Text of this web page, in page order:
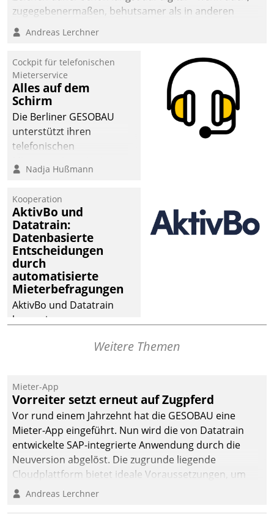
zugegebenermaßen, behutsamer als in anderen
Branchen.
Andreas Lerchner
Cockpit für telefonischen
Mieterservice
Alles auf dem
Schirm
Die Berliner GESOBAU
unterstützt ihren
telefonischen
digitalen Cockpit, das
passende Fragen und
Schlagworte auswirft.
Eine intuitive
Dialogführung ermöglicht
dem externen
Serviceteam, Anrufe von
Mietenden zügiger und
effizienter zu bearbeiten.
Nadja Hußmann
Kooperation
AktivBo und
Datatrain:
Datenbasierte
Entscheidungen
durch
automatisierte
Mieterbefragungen
AktivBo und Datatrain
kooperieren –
profitieren: Die nahtlose
Datatrain ermöglicht
automatisiert ausgelöste,
zielgerichtete
Mieterbefragungen – eine
starke Grundlage für
intelligente,
Entscheidungen.
Weitere Themen
Mieter-App
Vorreiter setzt erneut auf Zugpferd
Vor rund einem Jahrzehnt hat die GESOBAU eine
Mieter-App eingeführt. Nun wird die von Datatrain
entwickelte SAP-integrierte Anwendung durch die
Neuversion abgelöst. Die zugrunde liegende
Cloudplattform bietet ideale Voraussetzungen, um
die Funktionalität der App zu erweitern und weitere
Andreas Lerchner